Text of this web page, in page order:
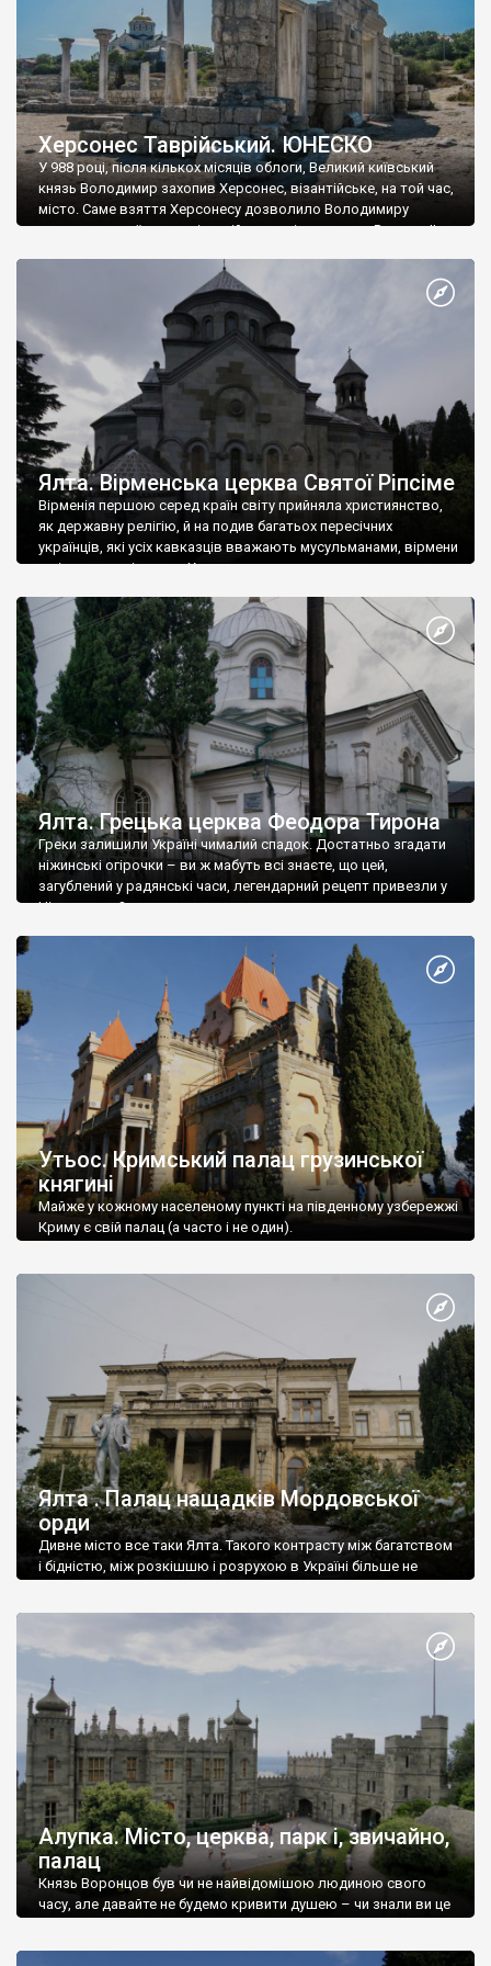
Херсонес Таврійський. ЮНЕСКО
У 988 році, після кількох місяців облоги, Великий київський
князь Володимир захопив Херсонес, візантійське, на той час,
місто. Саме взяття Херсонесу дозволило Володимиру
диктувати свої умови візантійському імператору Василю ІІ, та
Херсонесі Володимир-язичник, став Василем-християнином.
А потім було Хрещення Русі. На честь Херсонесу Таврійського
Ялта. Вірменська церква Святої Ріпсіме
Вірменія першою серед країн світу прийняла християнство,
як державну релігію, й на подив багатьох пересічних
українців, які усіх кавказців вважають мусульманами, вірмени
є відданими вірянами Христа
Ялта. Грецька церква Феодора Тирона
Греки залишили Україні чималий спадок. Достатньо згадати
ніжинські огірочки – ви ж мабуть всі знаєте, що цей,
загублений у радянські часи, легендарний рецепт привезли у
Ніжин греки?
Утьос. Кримський палац грузинської
княгині
Майже у кожному населеному пункті на південному узбережжі
Криму є свій палац (а часто і не один).
Ялта . Палац нащадків Мордовської
орди
Дивне місто все таки Ялта. Такого контрасту між багатством
і бідністю, між розкішшю і розрухою в Україні більше не
Алупка. Місто, церква, парк і, звичайно,
палац
Князь Воронцов був чи не найвідомішою людиною свого
часу, але давайте не будемо кривити душею – чи знали ви це